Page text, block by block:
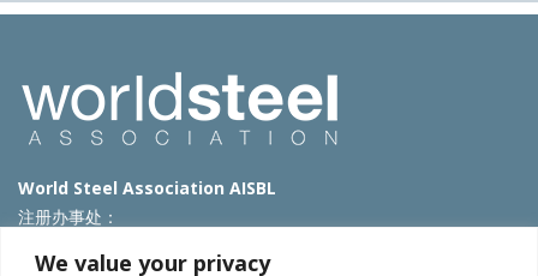
We value your privacy
World Steel Association AISBL
注册办事处：